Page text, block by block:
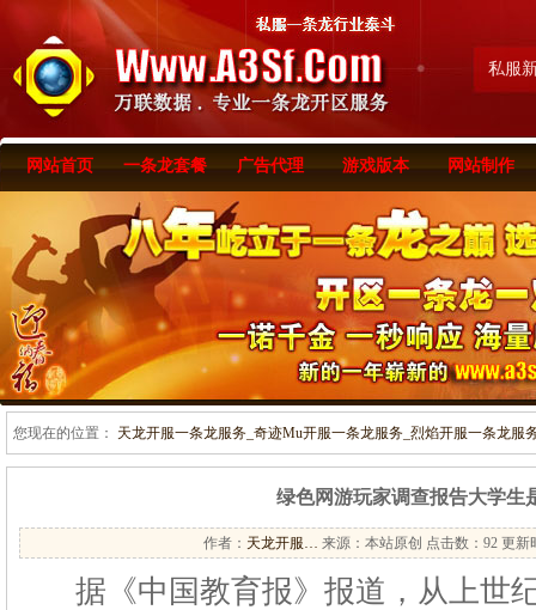
私服
网站首页 一条龙套餐 广告代理 游戏版本 网站制作
您现在的位置： 天龙开服一条龙服务_奇迹Mu开服一条龙服务_烈焰开服一条龙服
绿色网游玩家调查报告大学生
作者： 天龙开服… 来源：本站原创 点击数： 92 更新
据《中国教育报》报道，从上世纪